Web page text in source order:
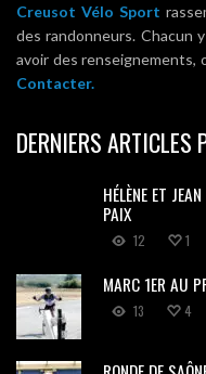
Creusot Vélo Sport
des randonneurs. Chacun
avoir des renseignements,
Contacter.
DERNIERS ARTICLES
HÉLÈNE ET
PAIX
12 1
MARC 1ER AU
13 4